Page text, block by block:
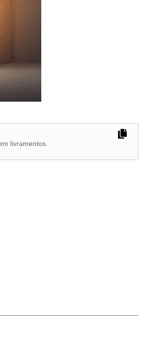
livramentos.